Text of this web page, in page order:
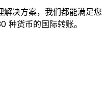
决方案，我们都能满足您
种货币的国际转账。